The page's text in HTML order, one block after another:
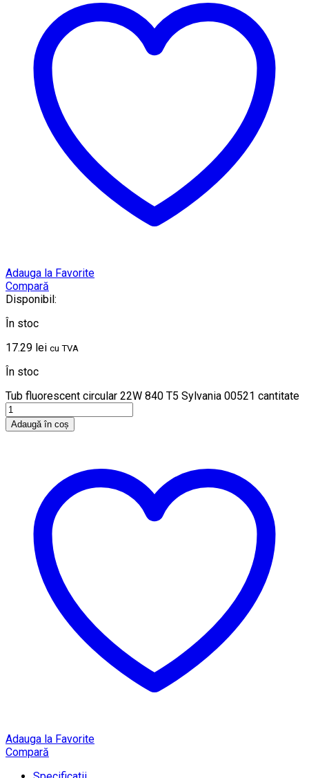
Adauga la Favorite
Compară
Disponibil:
În stoc
17.29 lei cu TVA
În stoc
Tub fluorescent circular 22W 840 T5 Sylvania 00521 cantitate
Adaugă în coș
Adauga la Favorite
Compară